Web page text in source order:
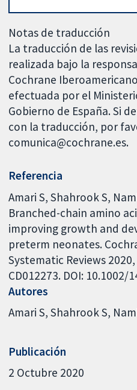
Notas de traducción
La traducción de las
realizada bajo la
Cochrane
efectuada por el
Gobierno de España. Si
con la traducción, por
comunica@cochrane.es.
Referencia
Amari S, Shahrook S,
Branched-chain amino
improving growth and
preterm neonates.
Systematic Reviews
CD012273. DOI: 10.1002/
Autores
Amari S Shahrook S
Publicación
2 Octubre 2020